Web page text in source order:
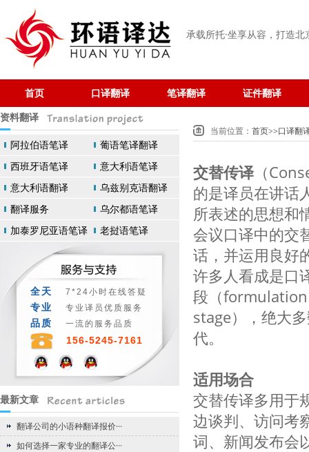
承载所托·坐享从容 ，打造
首页 口译翻译 笔译翻译 证件翻译
当前位置： 首页>>口译翻
交替传译 （
的是译员在讲话
所表述的思想和
会议口译中的交
话，并运用良好
许多人看成是口
段（formulation
stage），绝大
代。
适用场合
交替传译多用于
边谈判、访问考
词、新闻发布会
资料翻译
阿拉伯语笔译
葡语笔译翻译
西班牙语笔译
意大利语笔译
意大利语翻译
乌兹别克语翻译
翻译服务
乌尔都语笔译
加泰罗尼亚语笔译
老挝语笔译
全天 7*24小时在线答疑
专业 专业译员优质服务
品质 一流的服务品质
156-5245-7161
最新文章
翻译公司的小语种翻译报价···
如何选择一家专业的翻译公···